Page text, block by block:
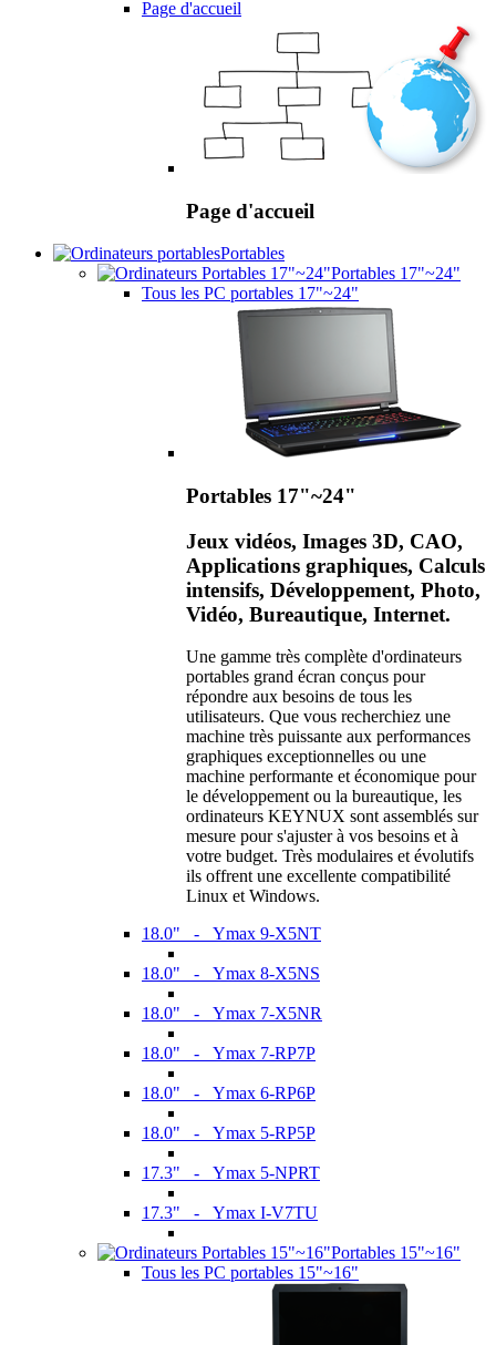
Page d'accueil
Page d'accueil
Portables
Portables 17"~24"
Tous les PC portables 17"~24"
Portables 17"~24"
Jeux vidéos, Images 3D, CAO,
Applications graphiques, Calculs
intensifs, Développement, Photo,
Vidéo, Bureautique, Internet.
Une gamme très complète d'ordinateurs
portables grand écran conçus pour
répondre aux besoins de tous les
utilisateurs. Que vous recherchiez une
machine très puissante aux performances
graphiques exceptionnelles ou une
machine performante et économique pour
le développement ou la bureautique, les
ordinateurs KEYNUX sont assemblés sur
mesure pour s'ajuster à vos besoins et à
votre budget. Très modulaires et évolutifs
ils offrent une excellente compatibilité
Linux et Windows.
18.0" - Ymax 9-X5NT
18.0" - Ymax 8-X5NS
18.0" - Ymax 7-X5NR
18.0" - Ymax 7-RP7P
18.0" - Ymax 6-RP6P
18.0" - Ymax 5-RP5P
17.3" - Ymax 5-NPRT
17.3" - Ymax I-V7TU
Portables 15"~16"
Tous les PC portables 15"~16"